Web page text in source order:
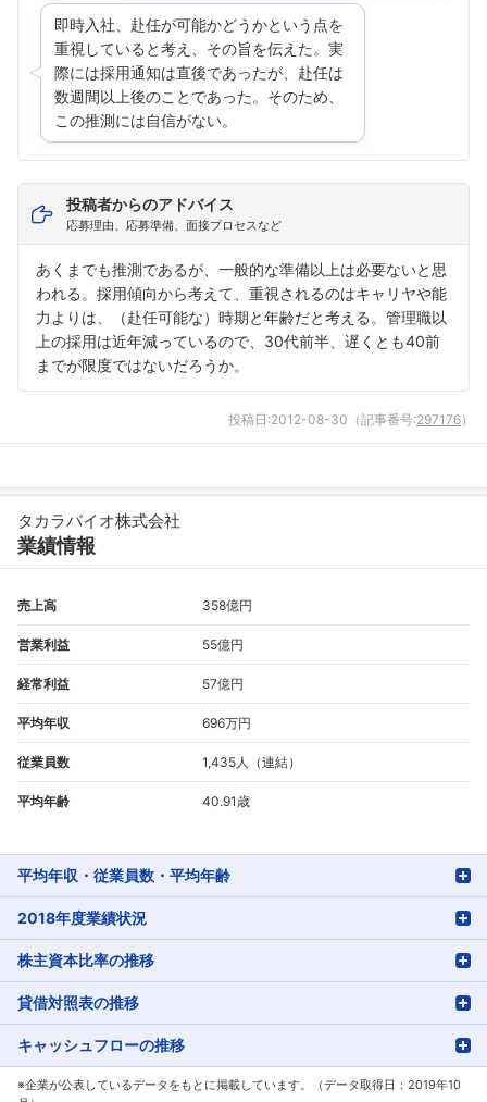
こちらの企業もフォローしませんか？
即時入社、赴任が可能かどうかという点を
重視していると考え、その旨を伝えた。実
際には採用通知は直後であったが、赴任は
数週間以上後のことであった。そのため、
この推測には自信がない。
投稿者からのアドバイス
応募理由、応募準備、面接プロセスなど
あくまでも推測であるが、一般的な準備以上は必要ないと思
われる。採用傾向から考えて、重視されるのはキャリヤや能
力よりは、（赴任可能な）時期と年齢だと考える。管理職以
上の採用は近年減っているので、30代前半、遅くとも40前
までが限度ではないだろうか。
投稿日:2012-08-30 （記事番号:297176）
タカラバイオ株式会社
業績情報
売上高 358億円
営業利益 55億円
経常利益 57億円
平均年収 696万円
従業員数 1,435人（連結）
平均年齢 40.91歳
平均年収・従業員数・平均年齢
2018年度業績状況
株主資本比率の推移
貸借対照表の推移
キャッシュフローの推移
※企業が公表しているデータをもとに掲載しています。（データ取得日：2019年10